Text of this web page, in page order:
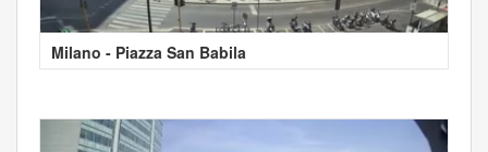
Milano - Piazza San Babila